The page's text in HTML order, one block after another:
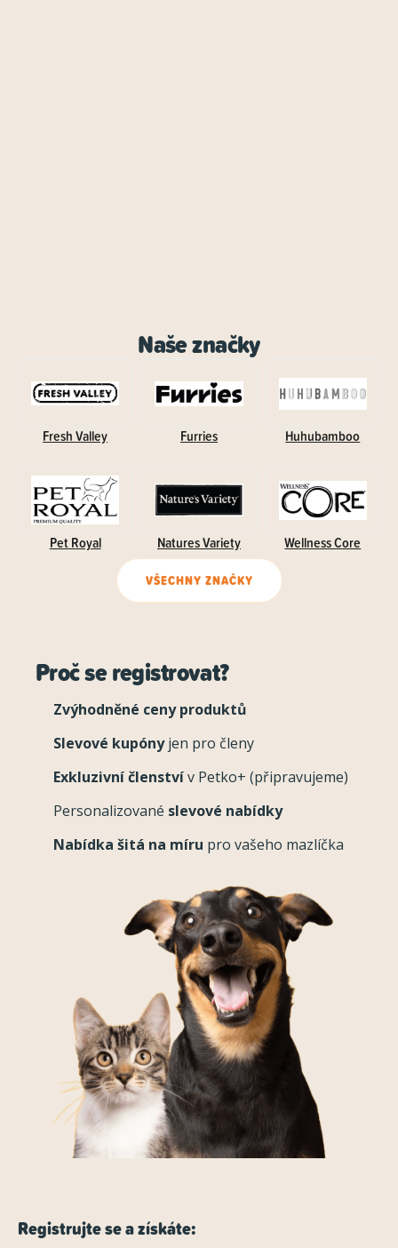
Naše značky
Fresh Valley Furries Huhubamboo
Pet Royal Natures Variety Wellness Core
VŠECHNY ZNAČKY
Proč se registrovat?
Zvýhodněné ceny produktů
Slevové kupónyjen pro členy
Exkluzivní členstvív Petko+ (připravujeme)
Personalizované slevové nabídky
Nabídka šitá na míru pro vašeho mazlíčka
Registrujte se a získáte: